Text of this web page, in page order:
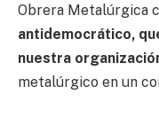
Obrera Metalúrgica
antidemocrático,
nuestra
metalúrgico en un